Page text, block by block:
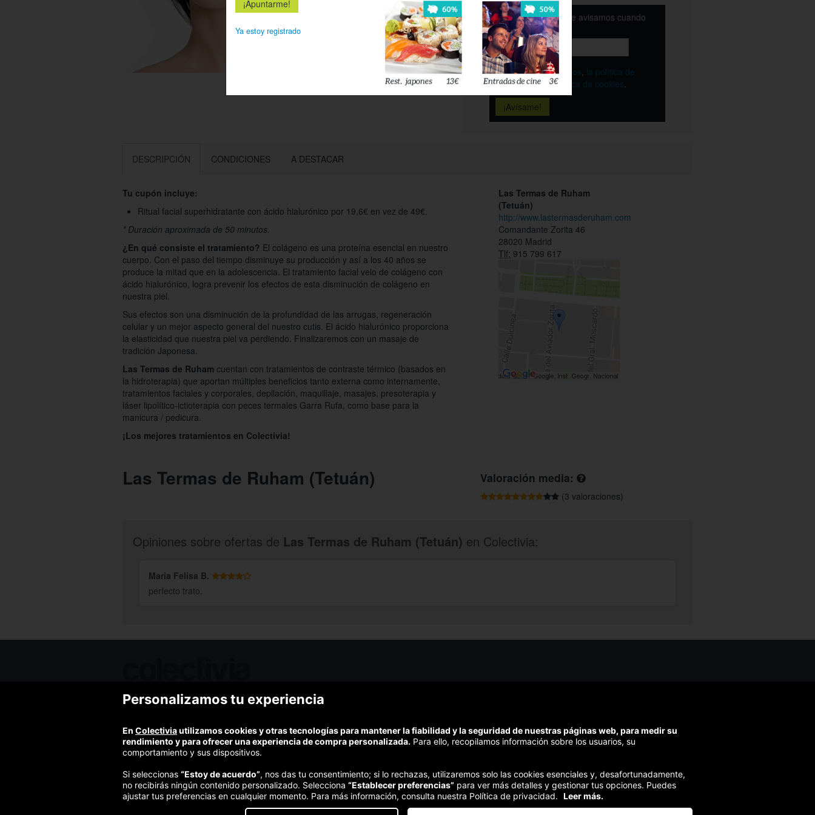
Déjanos tu email y te avisamos cuando
esté disponible
Acepto lostérminos, la política de
privacidady la política de cookies.
DESCRIPCIÓN CONDICIONES A DESTACAR
Tu cupón incluye:
Ritual facial superhidratante con ácido hialurónico por 19,6€ en vez de 49€.
* Duración aproximada de 50 minutos.
¿En qué consiste el tratamiento? El colágeno es una proteína esencial en nuestro
cuerpo. Con el paso del tiempo disminuye su producción y así a los 40 años se
produce la mitad que en la adolescencia. El tratamiento facial velo de colágeno con
ácido hialurónico, logra prevenir los efectos de esta disminución de colágeno en
nuestra piel.
Sus efectos son una disminución de la profundidad de las arrugas, regeneración
celular y un mejor aspecto general del nuestro cutis. El ácido hialurónico proporciona
la elasticidad que nuestra piel va perdiendo. Finalizaremos con un masaje de
tradición Japonesa.
Las Termas de Ruham cuentan con tratamientos de contraste térmico (basados en
la hidroterapia) que aportan múltiples beneficios tanto externa como internamente,
tratamientos faciales y corporales, depilación, maquillaje, masajes, presoterapia y
láser lipolítico-ictioterapia con peces termales Garra Rufa, como base para la
manicura / pedicura.
¡Los mejores tratamientos en Colectivia!
Las Termas de Ruham
(Tetuán)
http://www.lastermasderuham.com
Comandante Zorita 46
28020 Madrid
Tlf: 915 799 617
Las Termas de Ruham (Tetuán) Valoración media:
(3 valoraciones)
Opiniones sobre ofertas de Las Termas de Ruham (Tetuán) en Colectivia:
Maria Felisa B.
perfecto trato.
Ofertas de hoy
Términos y condiciones
Política de privacidad y aviso legal
Política de cookies
¿Cómo funciona Colectivia?
Trabaja con nosotros
Estudio turismo de verano 2020
(Te respondemos en menos de 48h)
Compra segura
Personalizamos tu experiencia
En Colectiviautilizamos cookies y otras tecnologías para mantener la fiabilidad y la seguridad de nuestras páginas web, para medir su
rendimiento y para ofrecer una experiencia de compra personalizada. Para ello, recopilamos información sobre los usuarios, su
comportamiento y sus dispositivos.
Si seleccionas “Estoy de acuerdo”, nos das tu consentimiento; si lo rechazas, utilizaremos solo las cookies esenciales y, desafortunadamente,
no recibirás ningún contenido personalizado. Selecciona “Establecer preferencias” para ver más detalles y gestionar tus opciones. Puedes
ajustar tus preferencias en cualquier momento. Para más información, consulta nuestra Política de privacidad. Leer más.
Ya estoy registrado